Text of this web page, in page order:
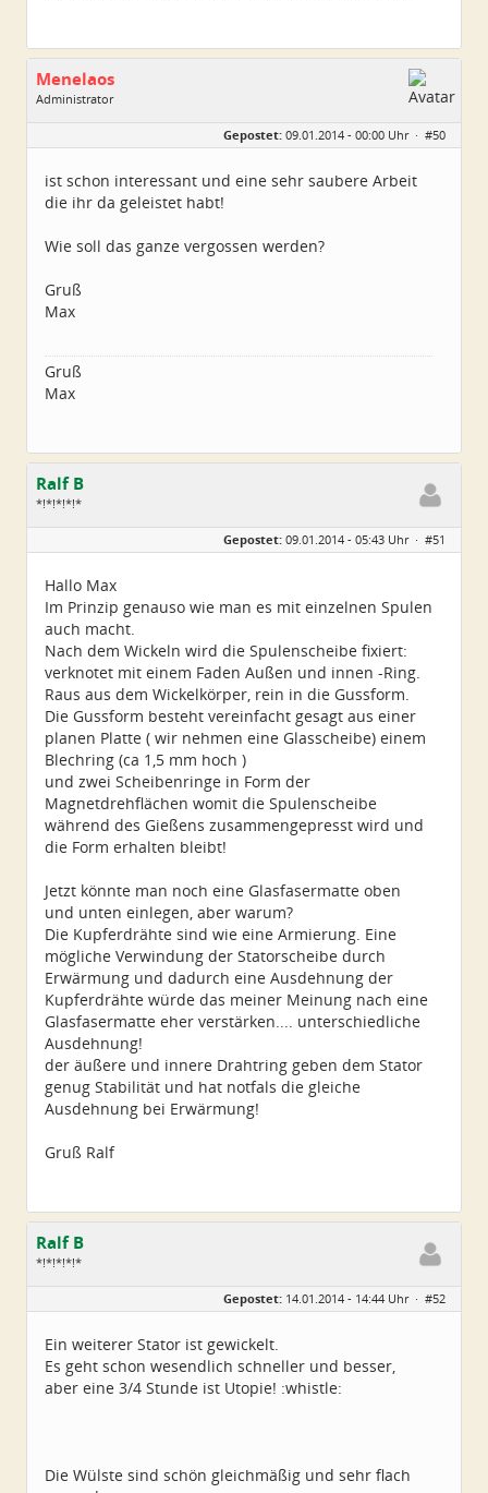
Menelaos
Administrator
Alter:
40
Dabei seit:
04 / 2007
Gepostet: 09.01.2014 - 00:00 Uhr · #50
ist schon interessant und eine sehr saubere Arbeit
die ihr da geleistet habt!
Wie soll das ganze vergossen werden?
Gruß
Max
Gruß
Max
Ralf B
*!*!*!*!*
Geschlecht:
keine Angabe
Beiträge:
659
Gepostet: 09.01.2014 - 05:43 Uhr · #51
Hallo Max
Im Prinzip genauso wie man es mit einzelnen Spulen
auch macht.
Nach dem Wickeln wird die Spulenscheibe fixiert:
verknotet mit einem Faden Außen und innen -Ring.
Raus aus dem Wickelkörper, rein in die Gussform.
Die Gussform besteht vereinfacht gesagt aus einer
planen Platte ( wir nehmen eine Glasscheibe) einem
Blechring (ca 1,5 mm hoch )
und zwei Scheibenringe in Form der
Magnetdrehflächen womit die Spulenscheibe
während des Gießens zusammengepresst wird und
die Form erhalten bleibt!
Jetzt könnte man noch eine Glasfasermatte oben
und unten einlegen, aber warum?
Die Kupferdrähte sind wie eine Armierung. Eine
mögliche Verwindung der Statorscheibe durch
Erwärmung und dadurch eine Ausdehnung der
Kupferdrähte würde das meiner Meinung nach eine
Glasfasermatte eher verstärken.... unterschiedliche
Ausdehnung!
der äußere und innere Drahtring geben dem Stator
genug Stabilität und hat notfals die gleiche
Ausdehnung bei Erwärmung!
Gruß Ralf
Ralf B
*!*!*!*!*
Beiträge:
659
Gepostet: 14.01.2014 - 14:44 Uhr · #52
Ein weiterer Stator ist gewickelt.
Es geht schon wesendlich schneller und besser,
aber eine 3/4 Stunde ist Utopie! :whistle:
Die Wülste sind schön gleichmäßig und sehr flach